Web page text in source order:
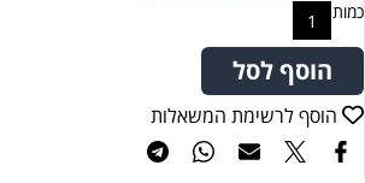
כמות
הוסף לסל
הוסף לרשימת המשאלות